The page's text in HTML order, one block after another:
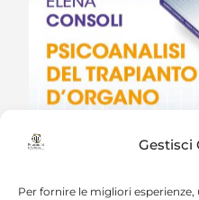
Gestisci
Per fornire le migliori